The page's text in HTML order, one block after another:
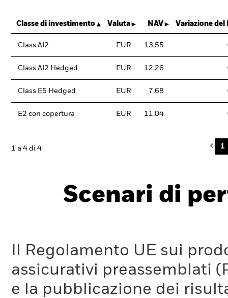
Classe di investimento Valuta NAV Variazione del
Class AI2 EUR 13,55
Class AI2 Hedged EUR 12,26
Class E5 Hedged EUR 7,68
E2 con copertura EUR 11,04
1 a 4 di 4 1
Scenari di
Il Regolamento UE sui
assicurativi preassemblati
e la pubblicazione dei